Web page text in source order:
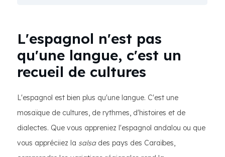
L'espagnol n'est pas
qu'une langue, c'est un
recueil de cultures
L'espagnol est bien plus qu'une langue. C'est une
mosaïque de cultures, de rythmes, d'histoires et de
dialectes. Que vous appreniez l'espagnol andalou ou que
vous appréciiez la salsades pays des Caraïbes,